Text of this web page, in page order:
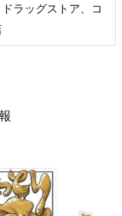
ラッグストア、コ